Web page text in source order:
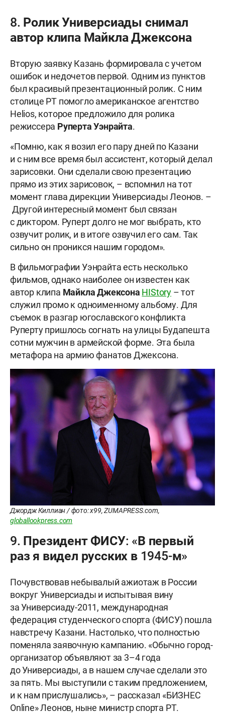
8. Ролик Универсиады снимал
автор клипа Майкла Джексона
Вторую заявку Казань формировала с учетом
ошибок и недочетов первой. Одним из пунктов
был красивый презентационный ролик. С ним
столице РТ помогло американское агентство
Helios, которое предложило для ролика
режиссера Руперта Уэнрайта.
«Помню, как я возил его пару дней по Казани
и с ним все время был ассистент, который делал
зарисовки. Они сделали свою презентацию
прямо из этих зарисовок, – вспомнил на тот
момент глава дирекции Универсиады Леонов. –
Другой интересный момент был связан
с диктором. Руперт долго не мог выбрать, кто
озвучит ролик, и в итоге озвучил его сам. Так
сильно он проникся нашим городом».
В фильмографии Уэнрайта есть несколько
фильмов, однако наиболее он известен как
автор клипа Майкла Джексона HIStory – тот
служил промо к одноименному альбому. Для
съемок в разгар югославского конфликта
Руперту пришлось согнать на улицы Будапешта
сотни мужчин в армейской форме. Эта была
метафора на армию фанатов Джексона.
Джордж Киллиан / фото: x99, ZUMAPRESS.com,
globallookpress.com
9. Президент ФИСУ: «В первый
раз я видел русских в 1945-м»
Почувствовав небывалый ажиотаж в России
вокруг Универсиады и испытывая вину
за Универсиаду-2011, международная
федерация студенческого спорта (ФИСУ) пошла
навстречу Казани. Настолько, что полностью
поменяла заявочную кампанию. «Обычно город-
организатор объявляют за 3–4 года
до Универсиады, а в нашем случае сделали это
за пять. Мы выступили с таким предложением,
и к нам прислушались», – рассказал «БИЗНЕС
Online» Леонов, ныне министр спорта РТ.